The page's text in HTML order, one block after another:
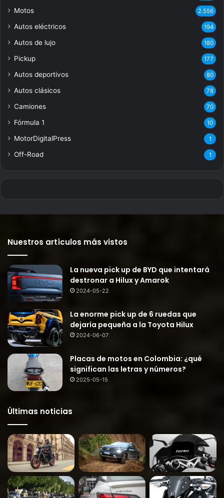
Motos 2.556
Autos eléctricos 194
Autos de lujo 180
Pickup 177
Autos deportivos 80
Autos clásicos 78
Camiones 70
Fórmula 1 10
MotorDigitalPress 1
Off-Road 1
Nuestros artículos más vistos
La nueva pick up de BYD que intentará
destronar a Hilux y Amarok
2024-05-22
La enorme pick up de 6 ruedas que
dejaría pequeña a la Toyota Hilux
2024-06-07
Placas de motos en Colombia: ¿qué
significan las letras y números?
2025-05-15
Últimas noticias